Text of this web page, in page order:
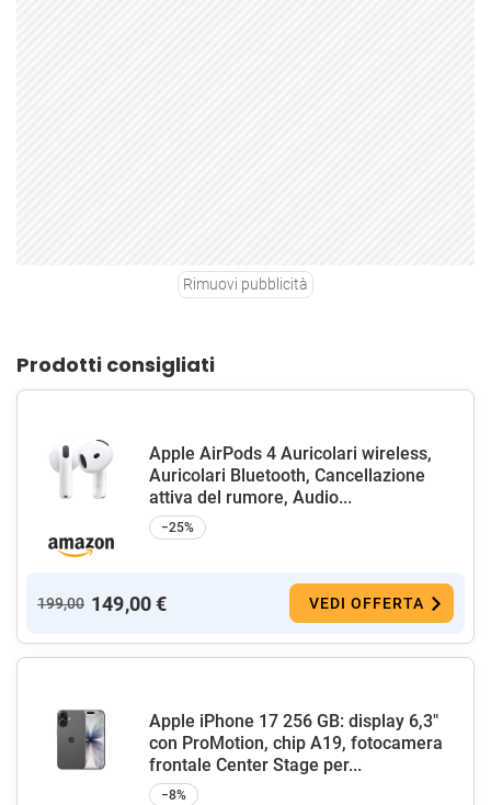
Rimuovi pubblicità
Prodotti consigliati
Apple AirPods 4 Auricolari wireless,
Auricolari Bluetooth, Cancellazione
attiva del rumore, Audio...
−25%
199,00 149,00 € VEDI OFFERTA
Apple iPhone 17 256 GB: display 6,3"
con ProMotion, chip A19, fotocamera
frontale Center Stage per...
−8%